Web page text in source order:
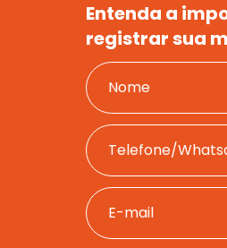
Entenda a
registrar sua